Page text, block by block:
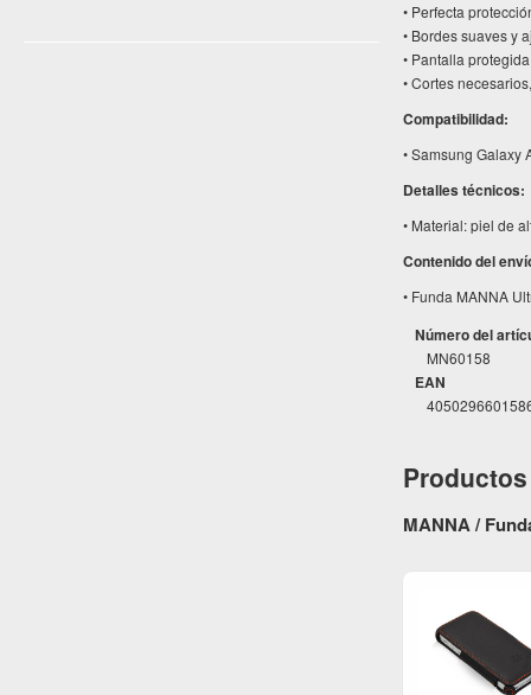
• Perfecta
• Bordes suaves y
• Pantalla
• Cortes
Compatibilidad:
• Samsung Galaxy
Detalles técnicos:
• Material: piel de
Contenido del
• Funda MANNA
Número del
MN60158
EAN
MANNA /